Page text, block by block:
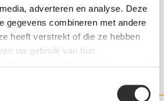
adverteren en analyse. Deze
gegevens combineren met andere
heeft verstrekt of die ze hebben
uw gebruik van hun
14k
en
Mrs. Janssen Ring 14k
geelgoud 614464
€635,00